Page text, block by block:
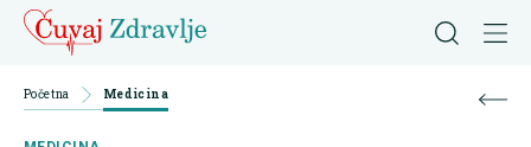
Početna Medicina